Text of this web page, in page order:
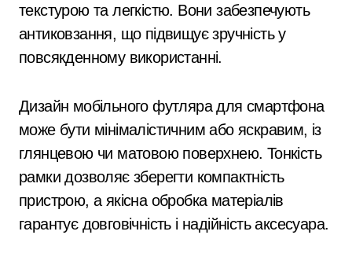
текстурою та легкістю. Вони забезпечують
антиковзання, що підвищує зручність у
повсякденному використанні.
Дизайн мобільного футляра для смартфона
може бути мінімалістичним або яскравим, із
глянцевою чи матовою поверхнею. Тонкість
рамки дозволяє зберегти компактність
пристрою, а якісна обробка матеріалів
гарантує довговічність і надійність аксесуара.